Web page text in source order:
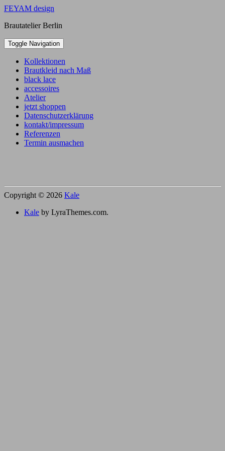
Skip
content
FEYAM design
Brautatelier Berlin
Toggle Navigation
Kollektionen
Brautkleid nach Maß
black lace
accessoires
Atelier
jetzt shoppen
Datenschutzerklärung
kontakt/impressum
Referenzen
Termin ausmachen
Copyright © 2026 Kale
Kale by LyraThemes.com.